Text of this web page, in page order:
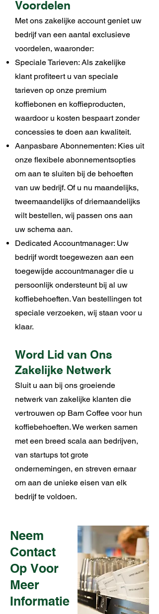
Voordelen
Met ons zakelijke account geniet uw
bedrijf van een aantal exclusieve
voordelen, waaronder:
Speciale Tarieven: Als zakelijke
klant profiteert u van speciale
tarieven op onze premium
koffiebonen en koffieproducten,
waardoor u kosten bespaart zonder
concessies te doen aan kwaliteit.
Aanpasbare Abonnementen: Kies uit
onze flexibele abonnementsopties
om aan te sluiten bij de behoeften
van uw bedrijf. Of u nu maandelijks,
tweemaandelijks of driemaandelijks
wilt bestellen, wij passen ons aan
uw schema aan.
Dedicated Accountmanager: Uw
bedrijf wordt toegewezen aan een
toegewijde accountmanager die u
persoonlijk ondersteunt bij al uw
koffiebehoeften. Van bestellingen tot
speciale verzoeken, wij staan voor u
klaar.
Word Lid van Ons
Zakelijke Netwerk
Sluit u aan bij ons groeiende
netwerk van zakelijke klanten die
vertrouwen op Bam Coffee voor hun
koffiebehoeften. We werken samen
met een breed scala aan bedrijven,
van startups tot grote
ondernemingen, en streven ernaar
om aan de unieke eisen van elk
bedrijf te voldoen.
Neem
Contact
Op Voor
Meer
Informatie